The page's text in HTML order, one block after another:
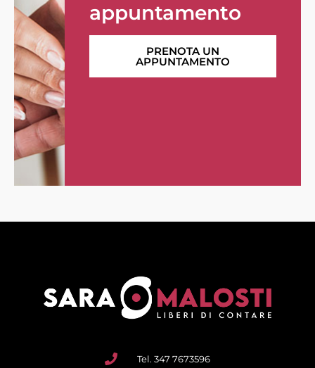
appuntamento
PRENOTA UN
APPUNTAMENTO
Tel. 347 7673596